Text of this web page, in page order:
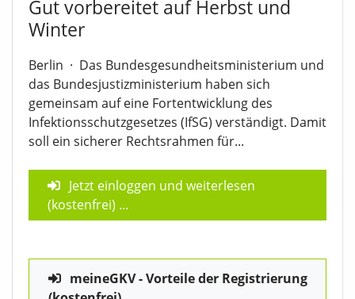
Gut vorbereitet auf Herbst und
Winter
Berlin · Das Bundesgesundheitsministerium und
das Bundesjustizministerium haben sich
gemeinsam auf eine Fortentwicklung des
Infektionsschutzgesetzes (IfSG) verständigt. Damit
soll ein sicherer Rechtsrahmen für...
Jetzt einloggen und weiterlesen
(kostenfrei) ...
meineGKV - Vorteile der Registrierung